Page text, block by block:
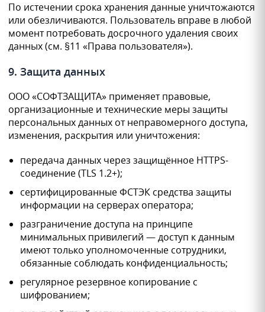
По истечении срока хранения данные уничтожаются
или обезличиваются. Пользователь вправе в любой
момент потребовать досрочного удаления своих
данных (см. §11 «Права пользователя»).
9. Защита данных
ООО «СОФТЗАЩИТА» применяет правовые,
организационные и технические меры защиты
персональных данных от неправомерного доступа,
изменения, раскрытия или уничтожения:
передача данных через защищённое HTTPS-
соединение (TLS 1.2+);
сертифицированные ФСТЭК средства защиты
информации на серверах оператора;
разграничение доступа на принципе
минимальных привилегий — доступ к данным
имеют только уполномоченные сотрудники,
обязанные соблюдать конфиденциальность;
регулярное резервное копирование с
шифрованием;